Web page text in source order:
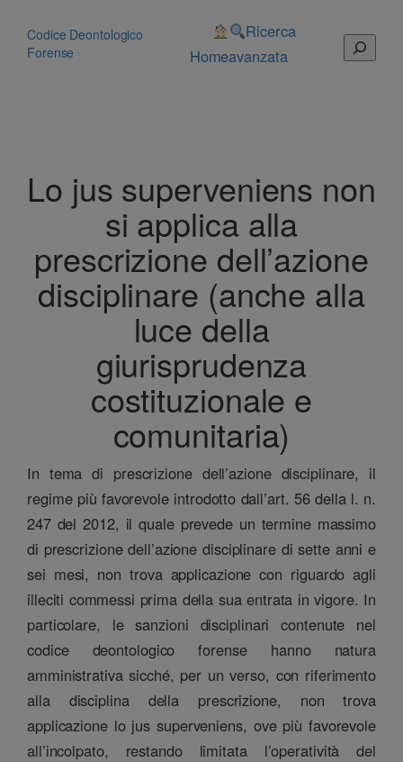
contenuto
Codice Deontologico
Forense
Home
Ricerca
avanzata
Cerca
Lo jus superveniens non
si applica alla
prescrizione dell’azione
disciplinare (anche alla
luce della
giurisprudenza
costituzionale e
comunitaria)
In tema di prescrizione dell’azione disciplinare, il
regime più favorevole introdotto dall’art. 56 della l. n.
247 del 2012, il quale prevede un termine massimo
di prescrizione dell’azione disciplinare di sette anni e
sei mesi, non trova applicazione con riguardo agli
illeciti commessi prima della sua entrata in vigore. In
particolare, le sanzioni disciplinari contenute nel
codice deontologico forense hanno natura
amministrativa sicché, per un verso, con riferimento
alla disciplina della prescrizione, non trova
applicazione lo jus superveniens, ove più favorevole
all’incolpato, restando limitata l’operatività del